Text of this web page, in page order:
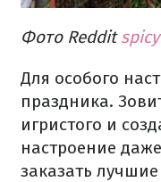
Фото Reddit
Для особого
праздника.
игристого и
настроение
заказать